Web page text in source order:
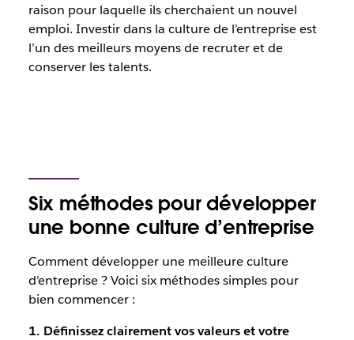
raison pour laquelle ils cherchaient un nouvel
emploi. Investir dans la culture de l’entreprise est
l’un des meilleurs moyens de recruter et de
conserver les talents.
Six méthodes pour développer
une bonne culture d’entreprise
Comment développer une meilleure culture
d’entreprise ? Voici six méthodes simples pour
bien commencer :
1. Définissez clairement vos valeurs et votre